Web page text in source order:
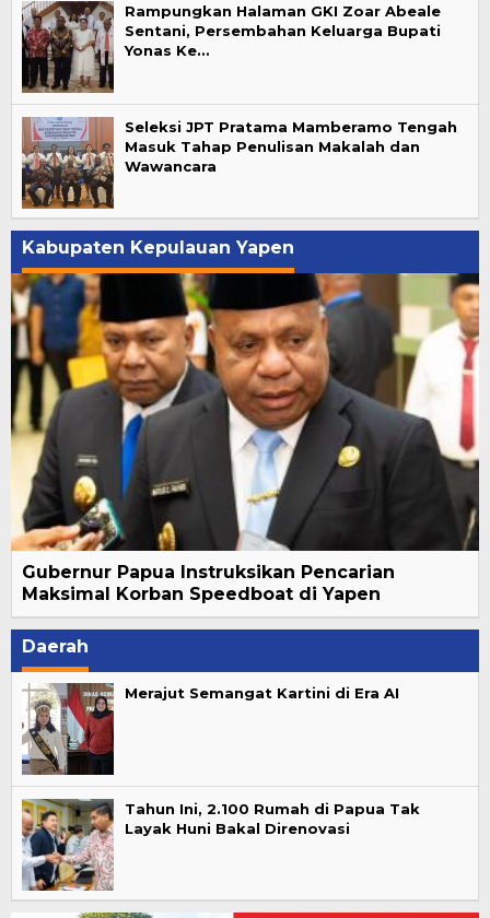
Rampungkan Halaman GKI Zoar Abeale
Sentani, Persembahan Keluarga Bupati
Yonas Ke…
Seleksi JPT Pratama Mamberamo Tengah
Masuk Tahap Penulisan Makalah dan
Wawancara
Kabupaten Kepulauan Yapen
Gubernur Papua Instruksikan Pencarian
Maksimal Korban Speedboat di Yapen
Daerah
Merajut Semangat Kartini di Era AI
Tahun Ini, 2.100 Rumah di Papua Tak
Layak Huni Bakal Direnovasi